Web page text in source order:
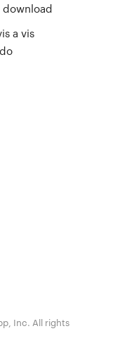
a vis
Inc. All rights